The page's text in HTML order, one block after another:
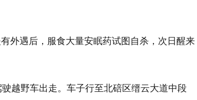
外遇后，服食大量安眠药试图自杀，次日醒来
越野车出走。车子行至北碚区缙云大道中段